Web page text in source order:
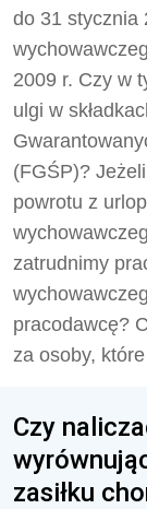
do 31 stycznia
2009 r. Czy w
ulgi w
(FGŚP)?
powrotu z
zatrudnimy
pracodawcę?
za osoby,
Czy
zasiłku